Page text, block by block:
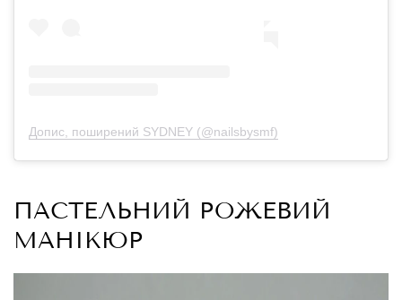
Допис, поширений SYDNEY (@nailsbysmf)
ПАСТЕЛЬНИЙ РОЖЕВИЙ
МАНІКЮР